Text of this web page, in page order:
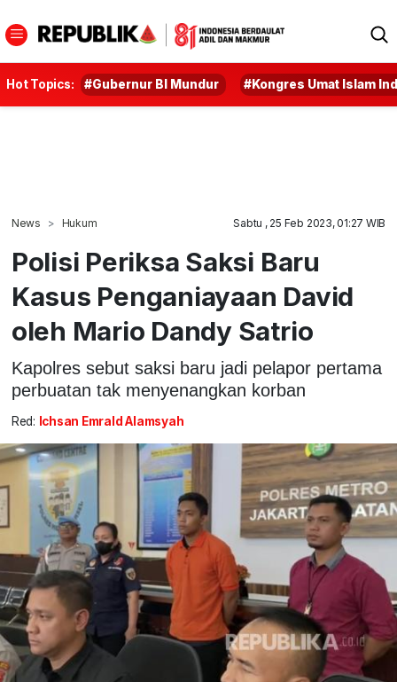
Hot Topics: #Gubernur BI Mundur #Kongres Umat Islam
News Hukum Sabtu , 25 Feb 2023, 01:27 WIB
Polisi Periksa Saksi Baru
Kasus Penganiayaan David
oleh Mario Dandy Satrio
Kapolres sebut saksi baru jadi pelapor pertama
perbuatan tak menyenangkan korban
Red: Ichsan Emrald Alamsyah